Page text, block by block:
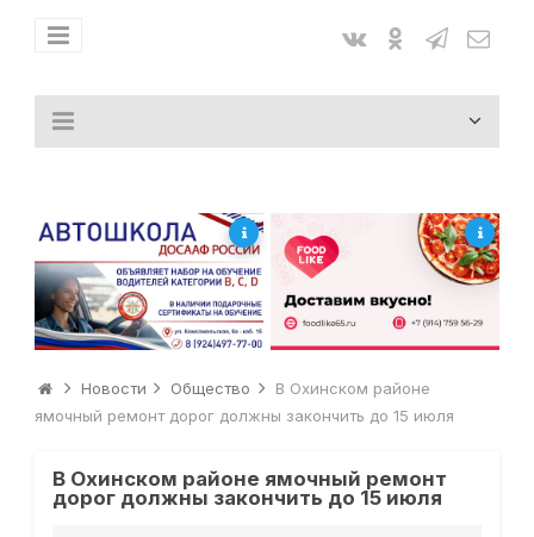
Новости Общество
В Охинском районе
ямочный ремонт дорог должны закончить до 15 июля
В Охинском районе ямочный ремонт
дорог должны закончить до 15 июля